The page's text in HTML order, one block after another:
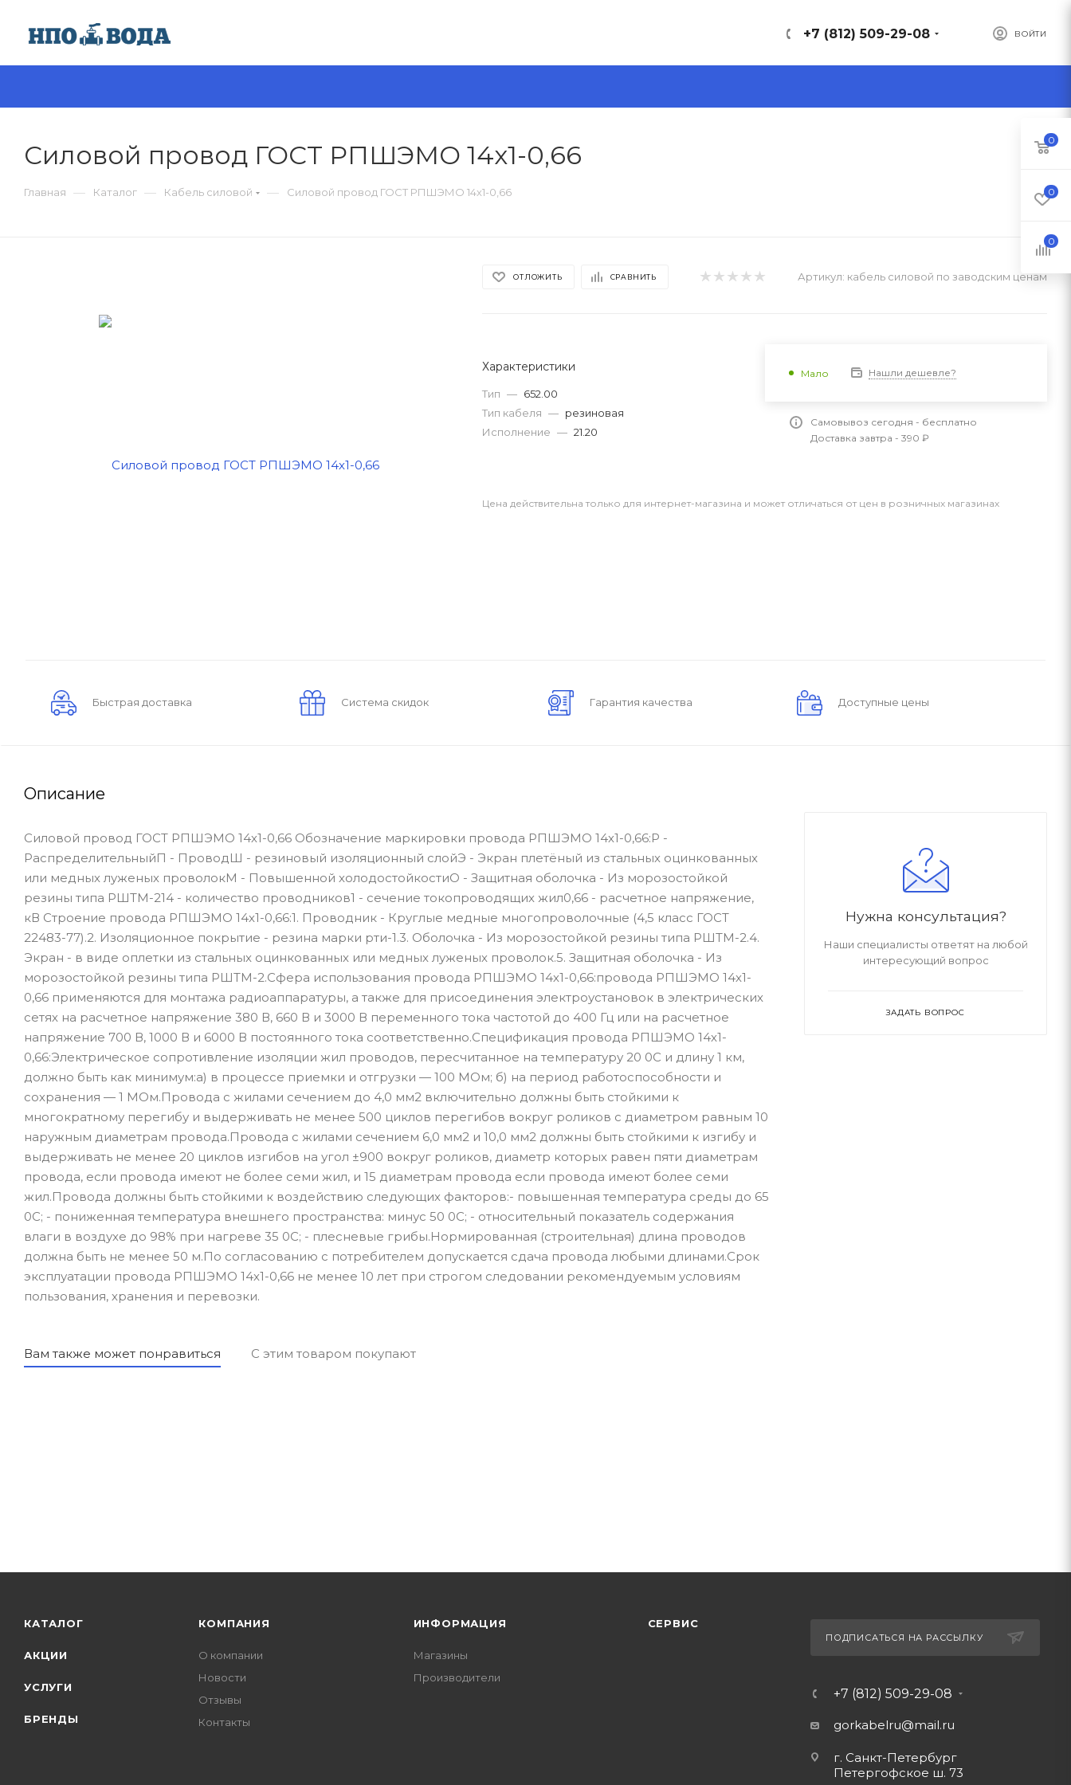
ВОЙТИ
+7 (812) 509-29-08
Силовой провод ГОСТ РПШЭМО 14х1-0,66
Главная — Каталог — Кабель силовой — Силовой провод ГОСТ РПШЭМО 14х1-0,66
ОТЛОЖИТЬ СРАВНИТЬ Артикул: кабель силовой по заводским ценам
Характеристики
Тип — 652.00
Тип кабеля — резиновая
Исполнение — 21.20
Мало Нашли дешевле?
Самовывоз сегодня - бесплатно
Доставка завтра - 390 ₽
Цена действительна только для интернет-магазина и может отличаться от цен в розничных магазинах
Быстрая доставка Система скидок Гарантия качества Доступные цены
Описание
Силовой провод ГОСТ РПШЭМО 14х1-0,66 Обозначение маркировки провода РПШЭМО 14х1-0,66:Р -
РаспределительныйП - ПроводШ - резиновый изоляционный слойЭ - Экран плетёный из стальных оцинкованных
или медных луженых проволокМ - Повышенной холодостойкостиО - Защитная оболочка - Из морозостойкой
резины типа РШТМ-214 - количество проводников1 - сечение токопроводящих жил0,66 - расчетное напряжение,
кВ Строение провода РПШЭМО 14х1-0,66:1. Проводник - Круглые медные многопроволочные (4,5 класс ГОСТ
22483-77).2. Изоляционное покрытие - резина марки рти-1.3. Оболочка - Из морозостойкой резины типа РШТМ-2.4.
Экран - в виде оплетки из стальных оцинкованных или медных луженых проволок.5. Защитная оболочка - Из
морозостойкой резины типа РШТМ-2.Сфера использования провода РПШЭМО 14х1-0,66:провода РПШЭМО 14х1-
0,66 применяются для монтажа радиоаппаратуры, а также для присоединения электроустановок в электрических
сетях на расчетное напряжение 380 В, 660 В и 3000 В переменного тока частотой до 400 Гц или на расчетное
напряжение 700 В, 1000 В и 6000 В постоянного тока соответственно.Спецификация провода РПШЭМО 14х1-
0,66:Электрическое сопротивление изоляции жил проводов, пересчитанное на температуру 20 0С и длину 1 км,
должно быть как минимум:а) в процессе приемки и отгрузки — 100 МОм; б) на период работоспособности и
сохранения — 1 МОм.Провода с жилами сечением до 4,0 мм2 включительно должны быть стойкими к
многократному перегибу и выдерживать не менее 500 циклов перегибов вокруг роликов с диаметром равным 10
наружным диаметрам провода.Провода с жилами сечением 6,0 мм2 и 10,0 мм2 должны быть стойкими к изгибу и
выдерживать не менее 20 циклов изгибов на угол ±900 вокруг роликов, диаметр которых равен пяти диаметрам
провода, если провода имеют не более семи жил, и 15 диаметрам провода если провода имеют более семи
жил.Провода должны быть стойкими к воздействию следующих факторов:- повышенная температура среды до 65
0С; - пониженная температура внешнего пространства: минус 50 0С; - относительный показатель содержания
влаги в воздухе до 98% при нагреве 35 0С; - плесневые грибы.Нормированная (строительная) длина проводов
должна быть не менее 50 м.По согласованию с потребителем допускается сдача провода любыми длинами.Срок
эксплуатации провода РПШЭМО 14х1-0,66 не менее 10 лет при строгом следовании рекомендуемым условиям
пользования, хранения и перевозки.
Вам также может понравиться С этим товаром покупают
Нужна консультация?
Наши специалисты ответят на любой
интересующий вопрос
ЗАДАТЬ ВОПРОС
КАТАЛОГ
АКЦИИ
УСЛУГИ
БРЕНДЫ
КОМПАНИЯ
О компании
Новости
Отзывы
Контакты
ИНФОРМАЦИЯ
Магазины
Производители
СЕРВИС
ПОДПИСАТЬСЯ НА РАССЫЛКУ
+7 (812) 509-29-08
gorkabelru@mail.ru
г. Санкт-Петербург
Петергофское ш. 73
0
0
0